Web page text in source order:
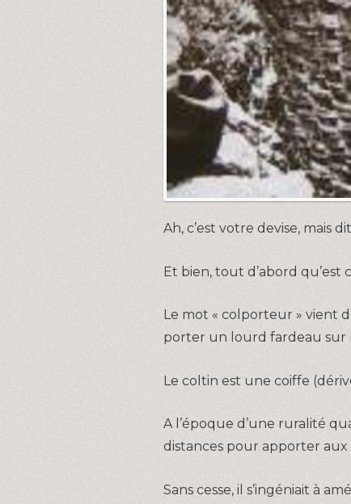
Ah, c’est votre devise, mais
Et bien, tout d’abord qu’est
Le mot « colporteur » vient
porter un lourd fardeau sur
Le coltin est une coiffe
A l’époque d’une ruralité
distances pour apporter aux
Sans cesse, il s’ingéniait à